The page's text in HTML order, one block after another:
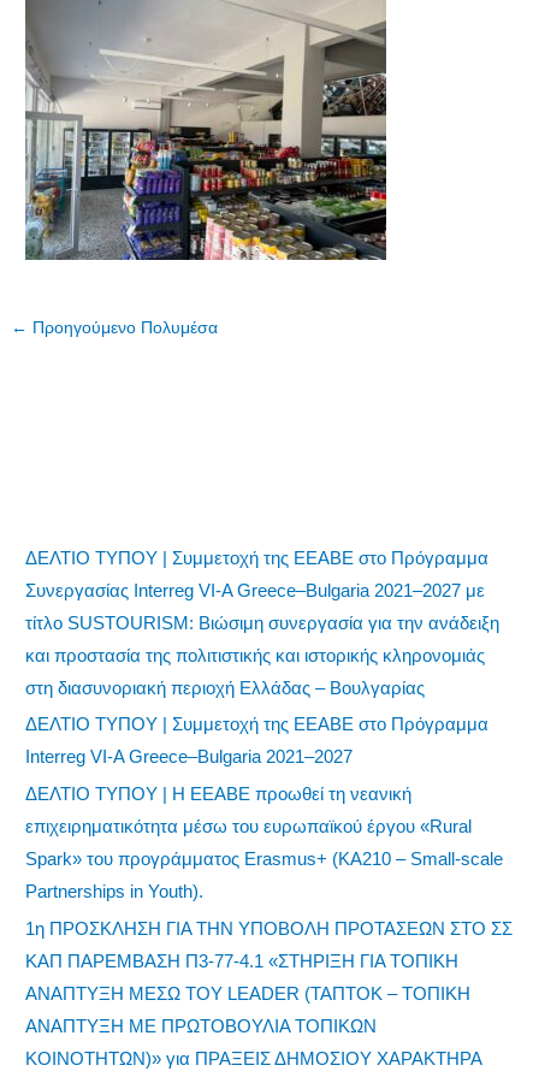
← Προηγούμενο Πολυμέσα
ΔΕΛΤΙΟ ΤΥΠΟΥ | Συμμετοχή της ΕΕΑΒΕ στο Πρόγραμμα
Συνεργασίας Interreg VI-A Greece–Bulgaria 2021–2027 με
τίτλο SUSTOURISM: Βιώσιμη συνεργασία για την ανάδειξη
και προστασία της πολιτιστικής και ιστορικής κληρονομιάς
στη διασυνοριακή περιοχή Ελλάδας – Βουλγαρίας
ΔΕΛΤΙΟ ΤΥΠΟΥ | Συμμετοχή της ΕΕΑΒΕ στο Πρόγραμμα
Interreg VI-A Greece–Bulgaria 2021–2027
ΔΕΛΤΙΟ ΤΥΠΟΥ | Η ΕΕΑΒΕ προωθεί τη νεανική
επιχειρηματικότητα μέσω του ευρωπαϊκού έργου «Rural
Spark» του προγράμματος Erasmus+ (KA210 – Small-scale
Partnerships in Youth).
1η ΠΡΟΣΚΛΗΣΗ ΓΙΑ ΤΗΝ ΥΠΟΒΟΛΗ ΠΡΟΤΑΣΕΩΝ ΣΤΟ ΣΣ
ΚΑΠ ΠΑΡΕΜΒΑΣΗ Π3-77-4.1 «ΣΤΗΡΙΞΗ ΓΙΑ ΤΟΠΙΚΗ
ΑΝΑΠΤΥΞΗ ΜΕΣΩ ΤΟΥ LEADER (ΤΑΠΤΟΚ – ΤΟΠΙΚΗ
ΑΝΑΠΤΥΞΗ ΜΕ ΠΡΩΤΟΒΟΥΛΙΑ ΤΟΠΙΚΩΝ
ΚΟΙΝΟΤΗΤΩΝ)» για ΠΡΑΞΕΙΣ ΔΗΜΟΣΙΟΥ ΧΑΡΑΚΤΗΡΑ